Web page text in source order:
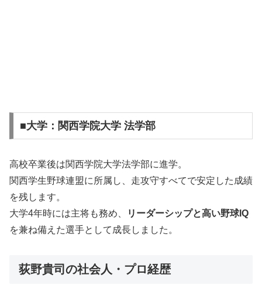
■大学：関西学院大学 法学部
高校卒業後は関西学院大学法学部に進学。
関西学生野球連盟に所属し、走攻守すべてで安定した成績
を残します。
大学4年時には主将も務め、
リーダーシップと高い野球IQ
を兼ね備えた選手として成長しました。
荻野貴司の社会人・プロ経歴